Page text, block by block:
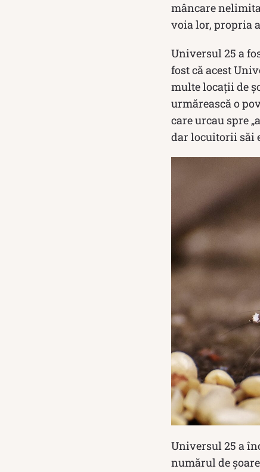
mâncare
voia lor, propria
Universul 25 a
fost că acest
multe locații de
urmărească o
care urcau spre
dar locuitorii săi
Universul 25 a
numărul de